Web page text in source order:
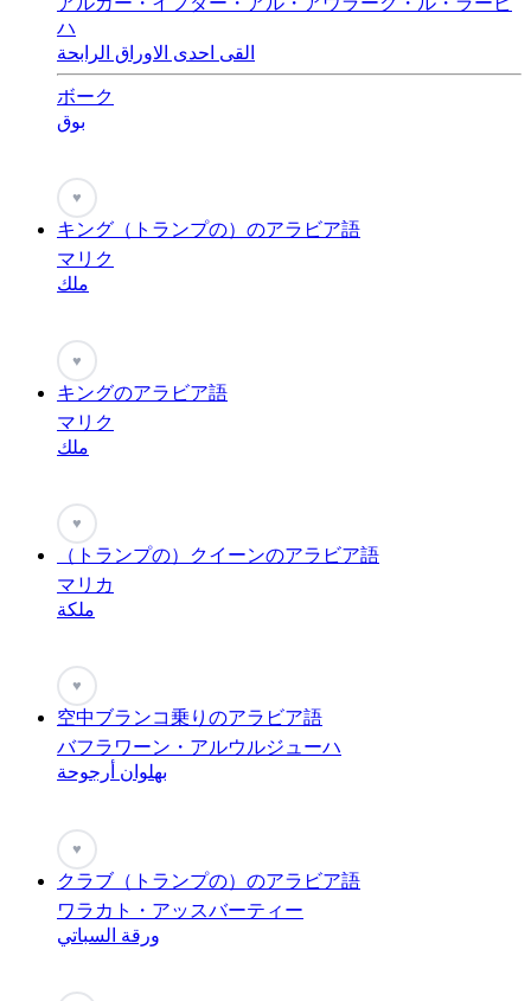
ハ
القى احدى الاوراق الرابحة
ボーク
بوق
♥
キング（トランプの）のアラビア語
マリク
ملك
♥
キングのアラビア語
マリク
ملك
♥
（トランプの）クイーンのアラビア語
マリカ
ملكة
♥
空中ブランコ乗りのアラビア語
バフラワーン・アルウルジューハ
بهلوان أرجوحة
♥
クラブ（トランプの）のアラビア語
ワラカト・アッスバーティー
ورقة السباتي